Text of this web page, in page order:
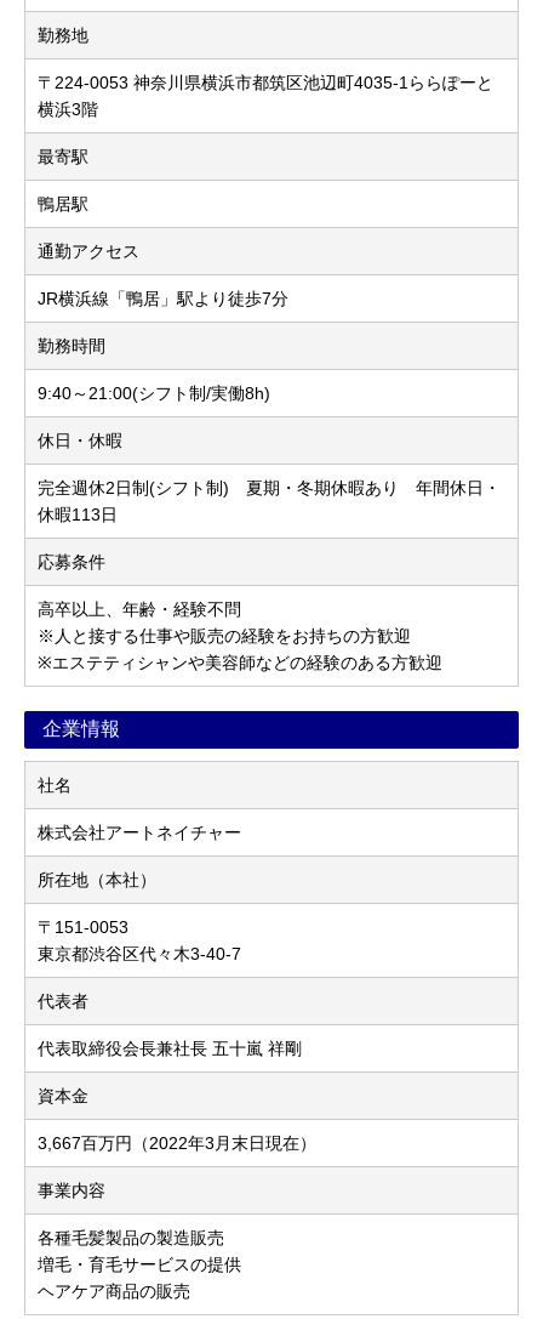
勤務地
〒224-0053 神奈川県横浜市都筑区池辺町4035-1ららぽーと
横浜3階
最寄駅
鴨居駅
通勤アクセス
JR横浜線「鴨居」駅より徒歩7分
勤務時間
9:40～21:00(シフト制/実働8h)
休日・休暇
完全週休2日制(シフト制) 夏期・冬期休暇あり 年間休日・
休暇113日
応募条件
高卒以上、年齢・経験不問
※人と接する仕事や販売の経験をお持ちの方歓迎
※エステティシャンや美容師などの経験のある方歓迎
企業情報
社名
株式会社アートネイチャー
所在地（本社）
〒151-0053
東京都渋谷区代々木3-40-7
代表者
代表取締役会長兼社長 五十嵐 祥剛
資本金
3,667百万円（2022年3月末日現在）
事業内容
各種毛髪製品の製造販売
増毛・育毛サービスの提供
ヘアケア商品の販売